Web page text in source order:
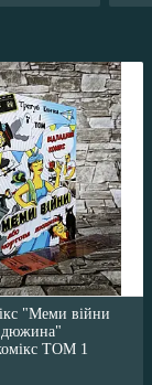
"Меми війни
дюжина"
ТОМ 1